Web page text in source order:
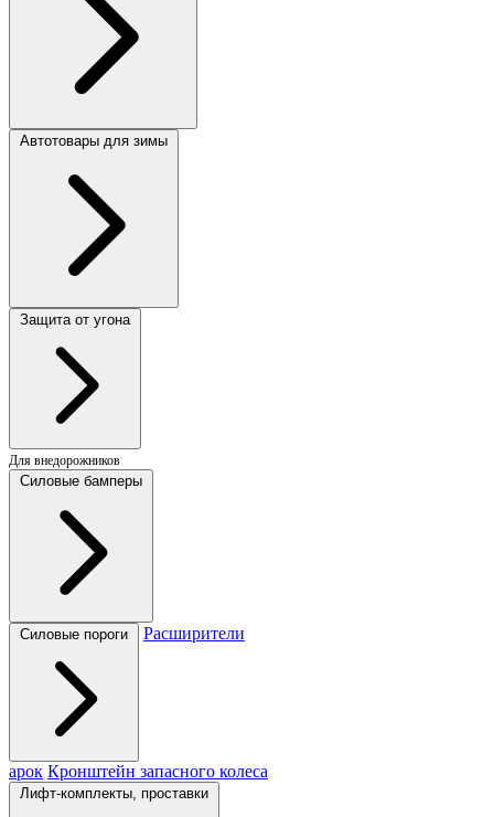
Автотовары для зимы
Защита от угона
Для внедорожников
Силовые бамперы
Силовые пороги Расширители
арок Кронштейн запасного колеса
Лифт-комплекты, проставки